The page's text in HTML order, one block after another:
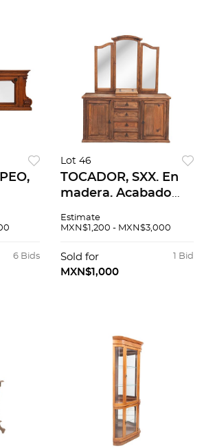
y
6 Bids
Lot 46
TOCADOR, SXX. En
madera. Acabado
con laterales
rectangular, 4
cajones, 2 puertas.
Estimate
MXN$1,200 - MXN$3,000
1 Bid
Sold for
MXN$1,000